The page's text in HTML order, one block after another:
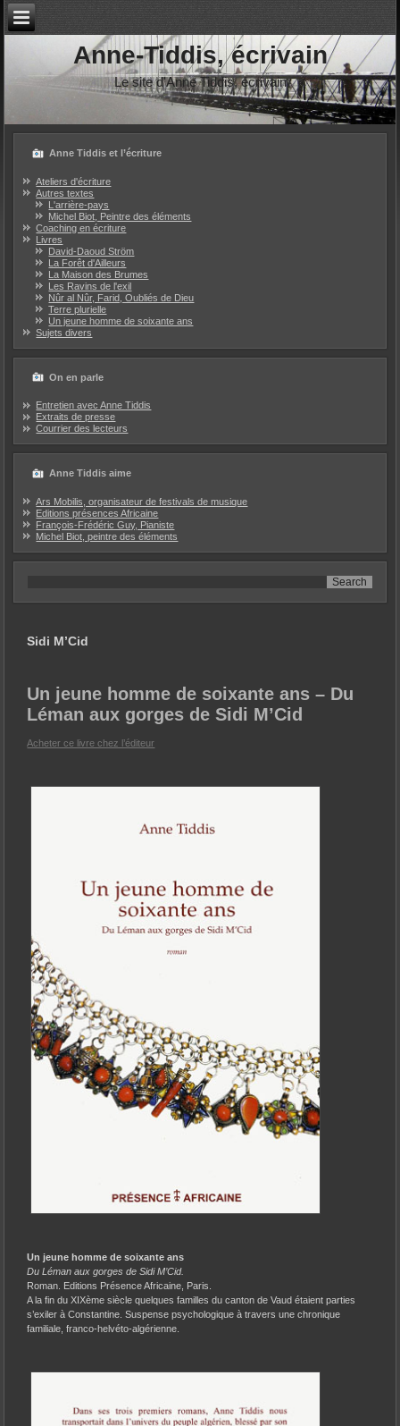
Anne-Tiddis, écrivain
Le site d'Anne Tiddis, écrivain
Anne Tiddis et l’écriture
Ateliers d'écriture
Autres textes
L'arrière-pays
Michel Biot, Peintre des éléments
Coaching en écriture
Livres
David-Daoud Ström
La Forêt d'Ailleurs
La Maison des Brumes
Les Ravins de l'exil
Nûr al Nûr, Farid, Oubliés de Dieu
Terre plurielle
Un jeune homme de soixante ans
Sujets divers
On en parle
Entretien avec Anne Tiddis
Extraits de presse
Courrier des lecteurs
Anne Tiddis aime
Ars Mobilis, organisateur de festivals de musique
Editions présences Africaine
François-Frédéric Guy, Pianiste
Michel Biot, peintre des éléments
Sidi M’Cid
Un jeune homme de soixante ans – Du
Léman aux gorges de Sidi M’Cid
Acheter ce livre chez l’éditeur
Un jeune homme de soixante ans
Du Léman aux gorges de Sidi M’Cid.
Roman. Editions Présence Africaine, Paris.
A la fin du XIXème siècle quelques familles du canton de Vaud étaient parties
s’exiler à Constantine. Suspense psychologique à travers une chronique
familiale, franco-helvéto-algérienne.